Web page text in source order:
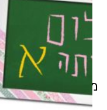
מוצרים קשורים